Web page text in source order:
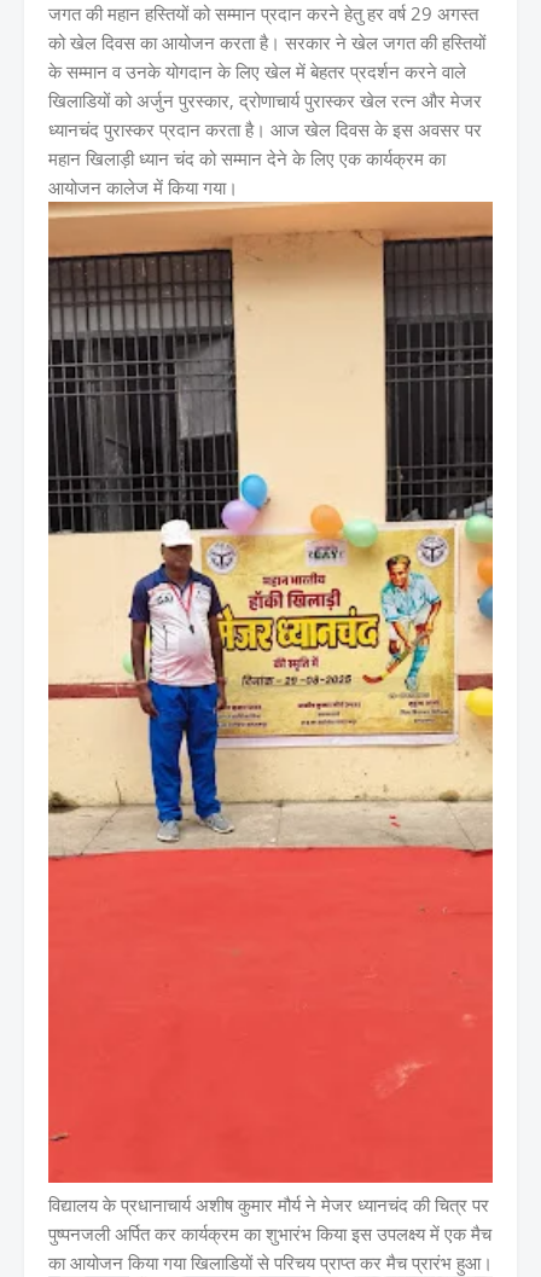
जगत की महान हस्तियों को सम्मान प्रदान करने हेतु हर वर्ष 29 अगस्त
को खेल दिवस का आयोजन करता है। सरकार ने खेल जगत की हस्तियों
के सम्मान व उनके योगदान के लिए खेल में बेहतर प्रदर्शन करने वाले
खिलाडियों को अर्जुन पुरस्कार, द्रोणाचार्य पुरास्कर खेल रत्न और मेजर
ध्यानचंद पुरास्कर प्रदान करता है। आज खेल दिवस के इस अवसर पर
महान खिलाड़ी ध्यान चंद को सम्मान देने के लिए एक कार्यक्रम का
आयोजन कालेज में किया गया।
विद्यालय के प्रधानाचार्य अशीष कुमार मौर्य ने मेजर ध्यानचंद की चित्र पर
पुष्पनजली अर्पित कर कार्यक्रम का शुभारंभ किया इस उपलक्ष्य में एक मैच
का आयोजन किया गया खिलाडियों से परिचय प्राप्त कर मैच प्रारंभ हुआ।